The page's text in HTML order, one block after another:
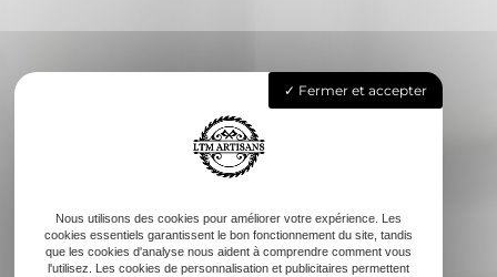
Fermer et accepter
Nous utilisons des cookies pour améliorer votre expérience. Les
cookies essentiels garantissent le bon fonctionnement du site, tandis
que les cookies d'analyse nous aident à comprendre comment vous
l'utilisez. Les cookies de personnalisation et publicitaires permettent